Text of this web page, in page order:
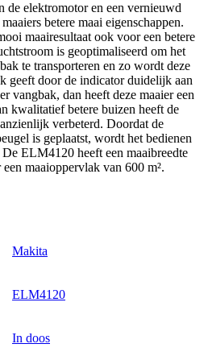
de elektromotor en een vernieuwd
betere maai eigenschappen.
maairesultaat ook voor een betere
is geoptimaliseerd om het
te transporteren en zo wordt deze
geeft door de indicator duidelijk aan
vangbak, dan heeft deze maaier een
kwalitatief betere buizen heeft de
verbeterd. Doordat de
is geplaatst, wordt het bedienen
ELM4120 heeft een maaibreedte
maaioppervlak van 600 m².
Makita
ELM4120
In doos